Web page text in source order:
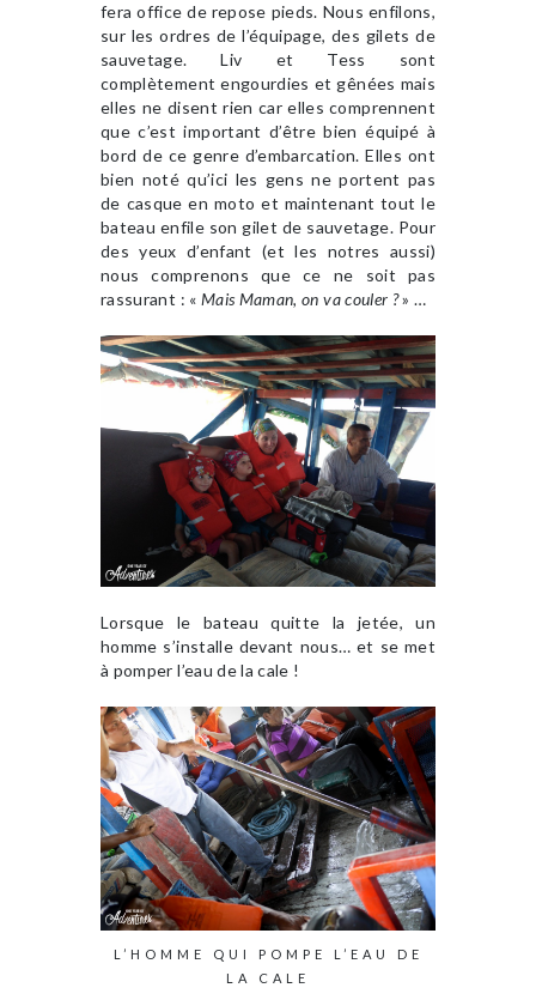
fera office de repose pieds. Nous enfilons,
sur les ordres de l’équipage, des gilets de
sauvetage. Liv et Tess sont
complètement engourdies et gênées mais
elles ne disent rien car elles comprennent
que c’est important d’être bien équipé à
bord de ce genre d’embarcation. Elles ont
bien noté qu’ici les gens ne portent pas
de casque en moto et maintenant tout le
bateau enfile son gilet de sauvetage. Pour
des yeux d’enfant (et les notres aussi)
nous comprenons que ce ne soit pas
rassurant : « Mais Maman, on va couler ?» …
Lorsque le bateau quitte la jetée, un
homme s’installe devant nous… et se met
à pomper l’eau de la cale !
L’HOMME QUI POMPE L’EAU DE
LA CALE